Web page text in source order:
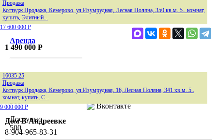
Все объекты
Продажа
Аренда
Всего объявлений
Лимит
500
Доступно
500
Продажа
Коттедж Продажа, Кемерово, ул.Изумрудная, Лесная Поляна, 350 кв.м. 5.. комнат,
купить, Элитный...
17 600 000 Р
16035 25
Продажа
Коттедж Продажа, Кемерово, ул.Изумрудная, 16, Лесная Поляна, 341 кв.м. 5..
комнат, купить, С...
9 000 000 Р
1 490 000 Р
Поделиться
Telegram
Вконтакте
Дом В Андреевке
8-904-965-83-31